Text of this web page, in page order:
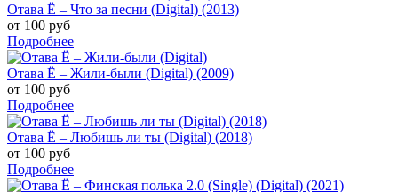
Отава Ё – Что за песни (Digital) (2013)
от 100 руб
Подробнее
Отава Ё – Жили-были (Digital) (2009)
от 100 руб
Подробнее
Отава Ё – Любишь ли ты (Digital) (2018)
от 100 руб
Подробнее